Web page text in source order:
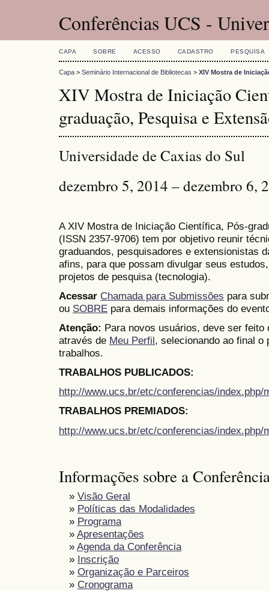
Conferências UCS -
CAPA SOBRE ACESSO CADASTRO PESQUISA
Capa > Seminário Internacional de Bibliotecas > XIV Mostra de
XIV Mostra de Iniciação
graduação, Pesquisa e
Universidade de Caxias do Sul
dezembro 5, 2014 – dezembro 6,
A XIV Mostra de Iniciação Científica, Pós-
(ISSN 2357-9706) tem por objetivo reunir
graduandos, pesquisadores e extensionistas
afins, para que possam divulgar seus
projetos de pesquisa (tecnologia).
Acessar Chamada para Submissões para
ou SOBRE para demais informações do
Atenção: Para novos usuários, deve ser
através de Meu Perfil, selecionando ao final o
trabalhos.
TRABALHOS PUBLICADOS:
http://www.ucs.br/etc/conferencias/
TRABALHOS PREMIADOS:
http://www.ucs.br/etc/conferencias/index.php/
Informações sobre a
» Visão Geral
» Políticas das Modalidades
» Programa
» Apresentações
» Agenda da Conferência
» Inscrição
» Organização e Parceiros
» Cronograma